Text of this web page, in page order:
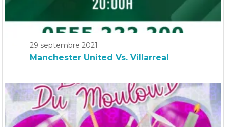
29 septembre 2021
Manchester United Vs. Villarreal